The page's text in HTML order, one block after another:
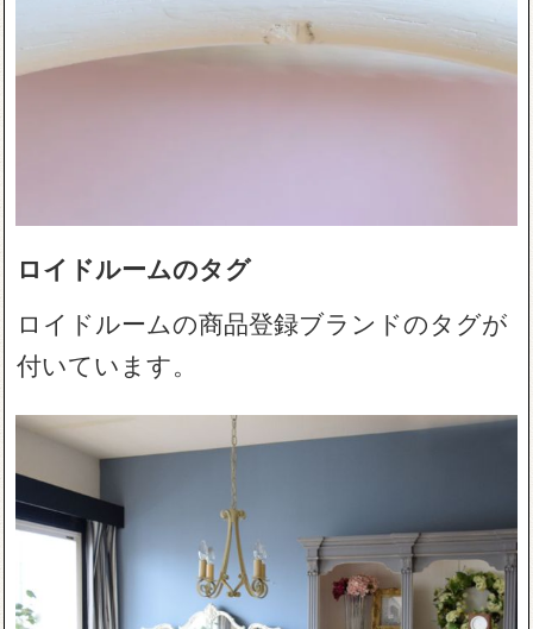
ロイドルームのタグ
ロイドルームの商品登録ブランドのタグが
付いています。